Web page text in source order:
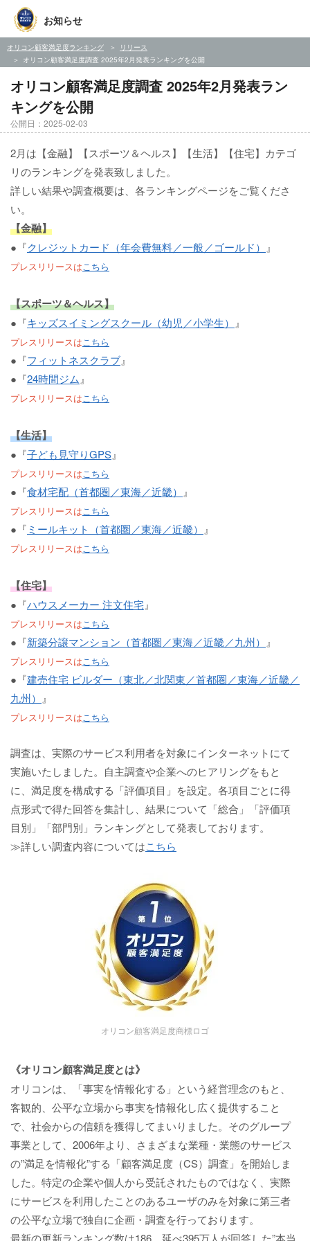
お知らせ
オリコン顧客満足度ランキング
リリース
オリコン顧客満足度調査 2025年2月発表ランキングを公開
オリコン顧客満足度調査 2025年2月発表ラン
キングを公開
公開日：2025-02-03
2月は【金融】【スポーツ＆ヘルス】【生活】【住宅】カテゴ
リのランキングを発表致しました。
詳しい結果や調査概要は、各ランキングページをご覧くださ
い。
【金融】
●『クレジットカード（年会費無料／一般／ゴールド） 』
プレスリリースはこちら
【スポーツ＆ヘルス】
●『キッズスイミングスクール（幼児／小学生） 』
プレスリリースはこちら
●『フィットネスクラブ』
●『24時間ジム 』
プレスリリースはこちら
【生活】
●『子ども見守りGPS』
プレスリリースはこちら
●『食材宅配（首都圏／東海／近畿） 』
プレスリリースはこちら
●『ミールキット（首都圏／東海／近畿） 』
プレスリリースはこちら
【住宅】
●『ハウスメーカー 注文住宅』
プレスリリースはこちら
●『新築分譲マンション（首都圏／東海／近畿／九州） 』
プレスリリースはこちら
●『建売住宅 ビルダー（東北／北関東／首都圏／東海／近畿／
九州）
』
プレスリリースはこちら
調査は、実際のサービス利用者を対象にインターネットにて
実施いたしました。自主調査や企業へのヒアリングをもと
に、満足度を構成する「評価項目」を設定。各項目ごとに得
点形式で得た回答を集計し、結果について「総合」「評価項
目別」「部門別」ランキングとして発表しております。
≫詳しい調査内容についてはこちら
オリコン顧客満足度商標ロゴ
《オリコン顧客満足度とは》
オリコンは、「事実を情報化する」という経営理念のもと、
客観的、公平な立場から事実を情報化し広く提供すること
で、社会からの信頼を獲得してまいりました。そのグループ
事業として、2006年より、さまざまな業種・業態のサービス
の”満足を情報化”する「顧客満足度（CS）調査」を開始しま
した。特定の企業や個人から受託されたものではなく、実際
にサービスを利用したことのあるユーザのみを対象に第三者
の公平な立場で独自に企画・調査を行っております。
最新の更新ランキング数は186、延べ395万人が回答した”本当